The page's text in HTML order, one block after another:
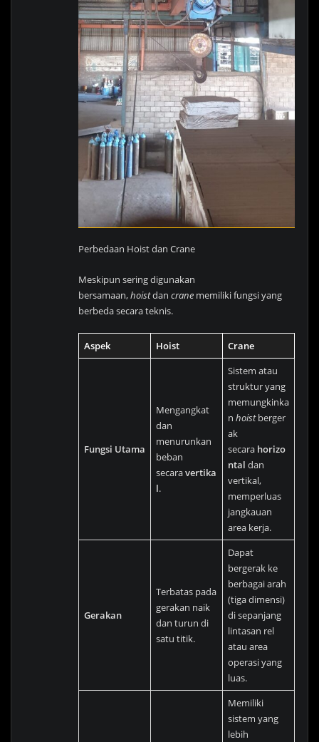
Perbedaan Hoist dan Crane
Meskipun sering digunakan
bersamaan,hoistdancrane memiliki fungsi yang
berbeda secara teknis.
Aspek Hoist Crane
Fungsi Utama
Mengangkat
dan
menurunkan
beban
secaravertika
l.
Sistem atau
struktur yang
memungkinka
n hoistberger
ak
secara horizo
ntal dan
vertikal,
memperluas
jangkauan
area kerja.
Gerakan
Terbatas pada
gerakan naik
dan turun di
satu titik.
Dapat
bergerak ke
berbagai arah
(tiga dimensi)
di sepanjang
lintasan rel
atau area
operasi yang
luas.
Memiliki
sistem yang
lebih